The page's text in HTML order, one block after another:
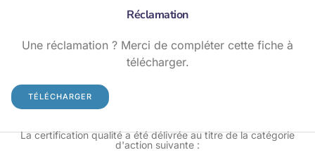
Réclamation
Une réclamation ? Merci de compléter cette fiche à
télécharger.
TÉLÉCHARGER
La certification qualité a été délivrée au titre de la catégorie
d'action suivante :